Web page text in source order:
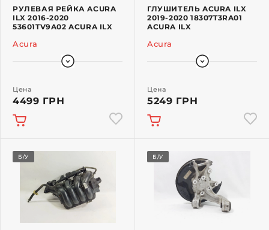
РУЛЕВАЯ РЕЙКА ACURA
ILX 2016-2020
53601TV9A02 ACURA ILX
Acura
Цена
4499 ГРН
ГЛУШИТЕЛЬ ACURA ILX
2019-2020 18307T3RA01
ACURA ILX
Acura
Цена
5249 ГРН
Б/У Б/У